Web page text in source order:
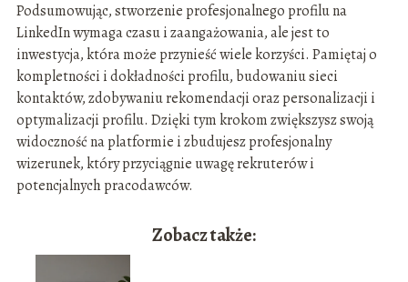
Podsumowując, stworzenie profesjonalnego profilu na
LinkedIn wymaga czasu i zaangażowania, ale jest to
inwestycja, która może przynieść wiele korzyści. Pamiętaj o
kompletności i dokładności profilu, budowaniu sieci
kontaktów, zdobywaniu rekomendacji oraz personalizacji i
optymalizacji profilu. Dzięki tym krokom zwiększysz swoją
widoczność na platformie i zbudujesz profesjonalny
wizerunek, który przyciągnie uwagę rekruterów i
potencjalnych pracodawców.
Zobacz także: